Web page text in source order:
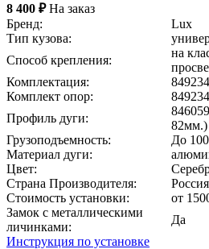
8 400 ₽ На заказ
Бренд:
Lux
Тип кузова:
Способ крепления:
на
Комплектация:
Комплект опор:
Профиль дуги:
Грузоподъемность:
До
Материал дуги:
Цвет:
Страна Производителя:
Россия
Стоимость установки:
от
Замок с металлическими
личинками:
Да
Инструкция по установке